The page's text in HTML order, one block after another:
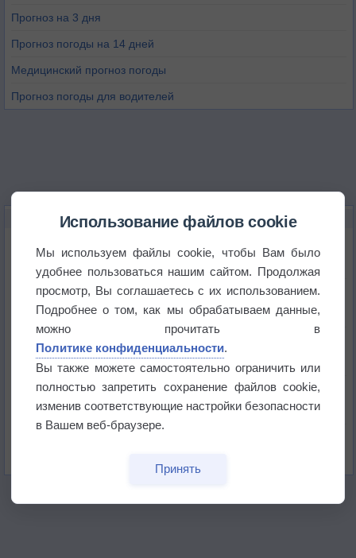
Прогноз на 3 дня
Прогноз погоды на 14 дней
Медицинский прогноз погоды
Прогноз погоды для водителей
НОВОЕ О ПОГОДЕ
В Приморье обнаружены морские волны тепла
Изменение климата повлияло на ареал обитания
бабочек
Погода в Екатеринбурге 6 августа
Погода в Краснодаре 6 августа
Использование файлов cookie
Мы используем файлы cookie, чтобы Вам было
удобнее пользоваться нашим сайтом. Продолжая
просмотр, Вы соглашаетесь с их использованием.
Подробнее о том, как мы обрабатываем данные,
можно прочитать в
Политике конфиденциальности.
Вы также можете самостоятельно ограничить или
полностью запретить сохранение файлов cookie,
изменив соответствующие настройки безопасности
в Вашем веб-браузере.
Принять